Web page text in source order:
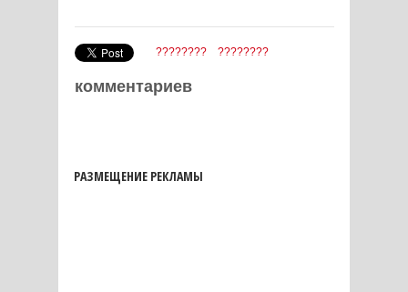
???????? ????????
комментариев
РАЗМЕЩЕНИЕ РЕКЛАМЫ